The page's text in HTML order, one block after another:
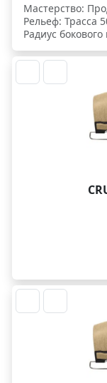
Мастерство:
Рельеф: Трасса
Радиус